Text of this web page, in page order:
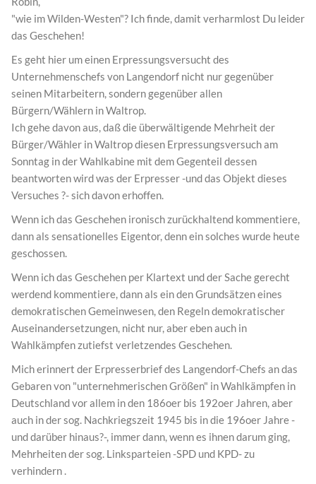
"wie im Wilden-Westen"? Ich finde, damit verharmlost Du leider
das Geschehen!
Es geht hier um einen Erpressungsversucht des
Unternehmenschefs von Langendorf nicht nur gegenüber
seinen Mitarbeitern, sondern gegenüber allen
Bürgern/Wählern in Waltrop.
Ich gehe davon aus, daß die überwältigende Mehrheit der
Bürger/Wähler in Waltrop diesen Erpressungsversuch am
Sonntag in der Wahlkabine mit dem Gegenteil dessen
beantworten wird was der Erpresser -und das Objekt dieses
Versuches ?- sich davon erhoffen.
Wenn ich das Geschehen ironisch zurückhaltend kommentiere,
dann als sensationelles Eigentor, denn ein solches wurde heute
geschossen.
Wenn ich das Geschehen per Klartext und der Sache gerecht
werdend kommentiere, dann als ein den Grundsätzen eines
demokratischen Gemeinwesen, den Regeln demokratischer
Auseinandersetzungen, nicht nur, aber eben auch in
Wahlkämpfen zutiefst verletzendes Geschehen.
Mich erinnert der Erpresserbrief des Langendorf-Chefs an das
Gebaren von "unternehmerischen Größen" in Wahlkämpfen in
Deutschland vor allem in den 186oer bis 192oer Jahren, aber
auch in der sog. Nachkriegszeit 1945 bis in die 196oer Jahre -
und darüber hinaus?-, immer dann, wenn es ihnen darum ging,
Mehrheiten der sog. Linksparteien -SPD und KPD- zu
verhindern .